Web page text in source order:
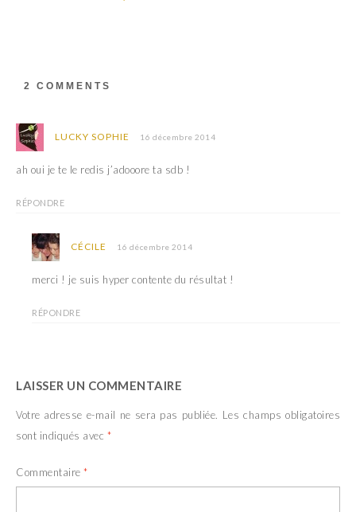
2 COMMENTS
LUCKY SOPHIE 16 décembre 2014
ah oui je te le redis j’adooore ta sdb !
RÉPONDRE
CÉCILE 16 décembre 2014
merci ! je suis hyper contente du résultat !
RÉPONDRE
LAISSER UN COMMENTAIRE
Votre adresse e-mail ne sera pas publiée. Les champs obligatoires
sont indiqués avec *
Commentaire *